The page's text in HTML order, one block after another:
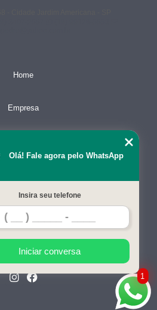
Home
Empresa
Contato
Mapa do site
1
Olá! Fale agora pelo WhatsApp
Insira seu telefone
Iniciar conversa